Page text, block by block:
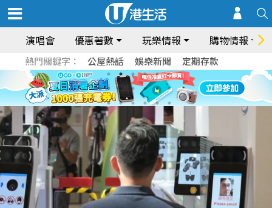
演唱會 優惠著數 玩樂情報 購物情報
熱門關鍵字： 公屋熱話 娛樂新聞 定期存款